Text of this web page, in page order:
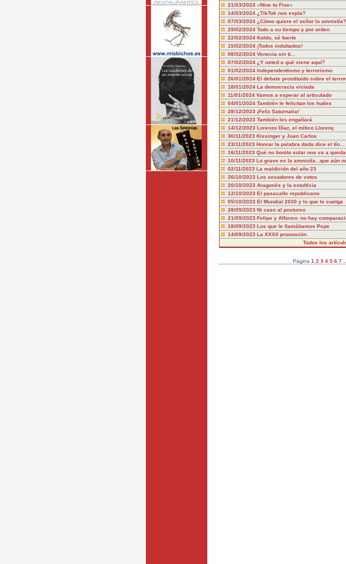
21/03/2024 «Nine to Five»
14/03/2024 ¿TikTok nos espía?
07/03/2024 ¿Cómo quiere el señor la amnistía?
29/02/2024 Todo a su tiempo y por orden
22/02/2024 Koldo, sé fuerte
15/02/2024 ¡Todos indultados!
08/02/2024 Venecia sin ti...
07/02/2024 ¿Y usted a qué viene aquí?
01/02/2024 Independentismo y terrorismo
26/01/2024 El debate prostituido sobre el
18/01/2024 La democracia viciada
11/01/2024 Vamos a esperar al articulado
04/01/2024 También le felicitan los hutíes
28/12/2023 ¡Feliz Saturnalia!
21/12/2023 También les engañará
14/12/2023 Lorenzo Díaz, el mítico Llorenç
30/11/2023 Kissinger y Juan Carlos
23/11/2023 Honrar la palabra dada dice el tío…
16/11/2023 Qué no bonito solar nos va a
10/11/2023 Lo grave es la amnistía...que aún
02/11/2023 La maldición del año 23
26/10/2023 Los sexadores de votos
20/10/2023 Aragonès y la estulticia
12/10/2023 El pasacalle republicano
05/10/2023 El Mundial 2030 y lo que le cuelga
28/09/2023 Ni caso al postureo
21/09/2023 Felipe y Alfonso: no hay
18/09/2023 Los que le llamábamos Pepe
14/09/2023 La XXXII promoción
Todos los
Página 1 2 3 4 5 6 7